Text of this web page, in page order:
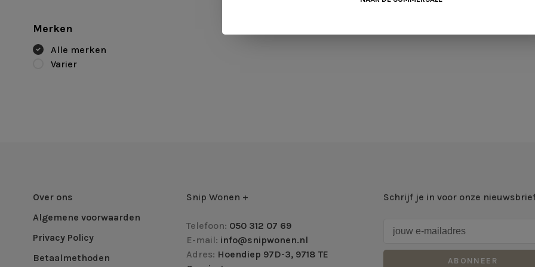
Merken
Alle merken
Varier
Over ons
Algemene voorwaarden
Privacy Policy
Betaalmethoden
Snip Wonen +
Telefoon: 050 312 07 69
E-mail: info@snipwonen.nl
Adres: Hoendiep 97D-3, 9718 TE
Schrijf je in voor onze
ABONNEER